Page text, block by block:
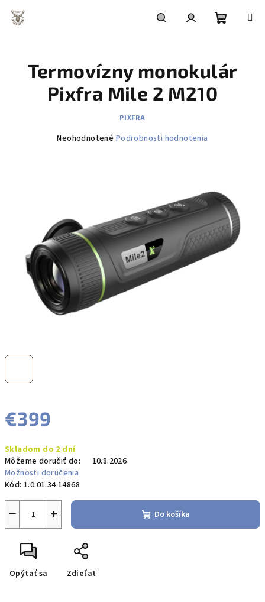
obsah
košík
€399
cena:
Skladom do 2 dní
Môžeme doručiť do:
10.8.2026
Možnosti doručenia
Kód: 1.0.01.34.14868
+
− Do košíka
Opýtať sa Zdieľať
Termovízny monokulár
Pixfra Mile 2 M210
PIXFRA
Priemerné
hviezdičiek.
Neohodnotené Podrobnosti hodnotenia